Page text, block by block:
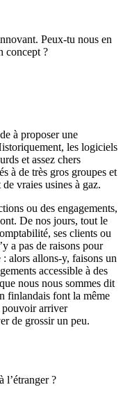
Peux-tu nous en
concept ?
à proposer une
les logiciels
et assez chers
à de très gros groupes et
vraies usines à gaz.
ou des engagements,
De nos jours, tout le
ses clients ou
a pas de raisons pour
alors allons-y, faisons un
accessible à des
nous nous sommes dit
finlandais font la même
pouvoir arriver
de grossir un peu.
l’étranger ?